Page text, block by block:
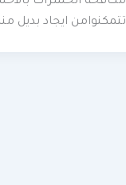
تتمكنوامن ايجاد بديل